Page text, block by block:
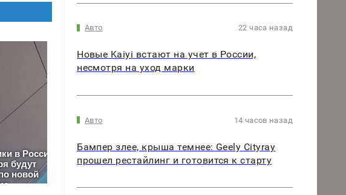
Авто 22 часа назад
Новые Kaiyi встают на учет в России,
несмотря на уход марки
Авто 14 часов назад
Бампер злее, крыша темнее: Geely Cityray
прошел рестайлинг и готовится к старту